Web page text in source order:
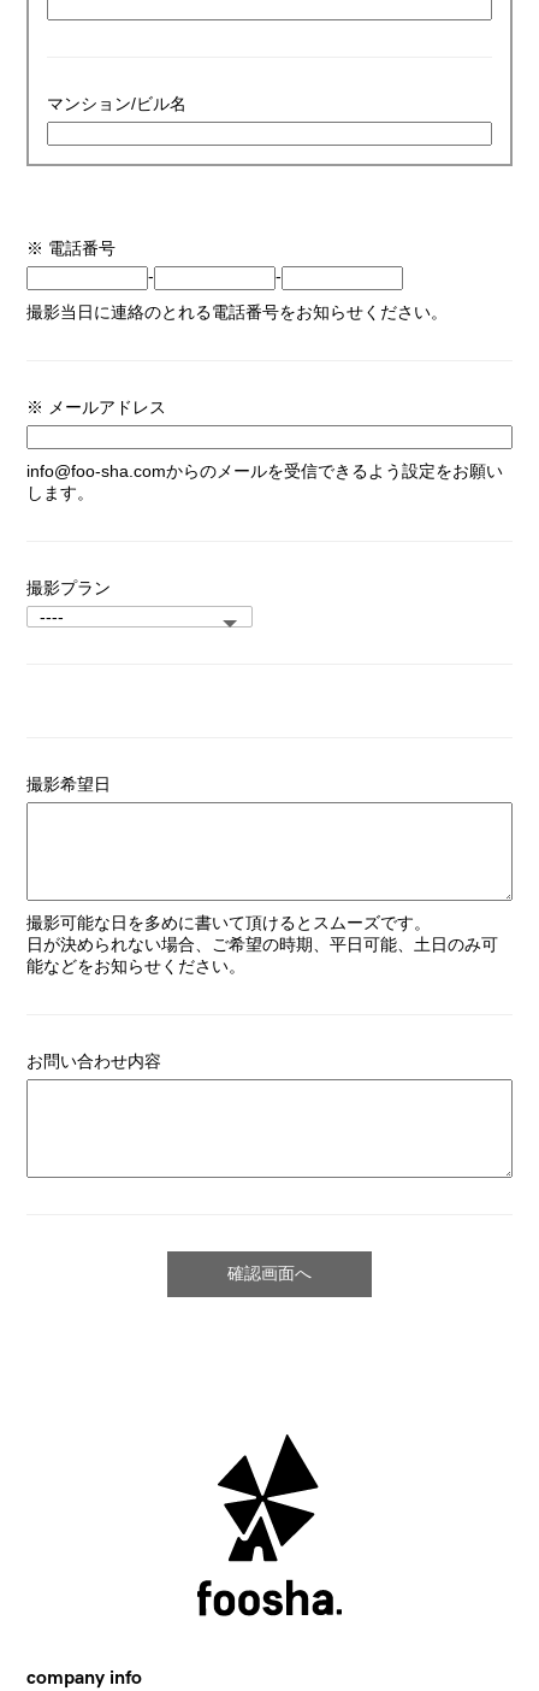
マンション/ビル名
※ 電話番号
-
-
撮影当日に連絡のとれる電話番号をお知らせください。
※ メールアドレス
info@foo-sha.comからのメールを受信できるよう設定をお願い
します。
撮影プラン
撮影希望日
撮影可能な日を多めに書いて頂けるとスムーズです。
日が決められない場合、ご希望の時期、平日可能、土日のみ可
能などをお知らせください。
お問い合わせ内容
company info